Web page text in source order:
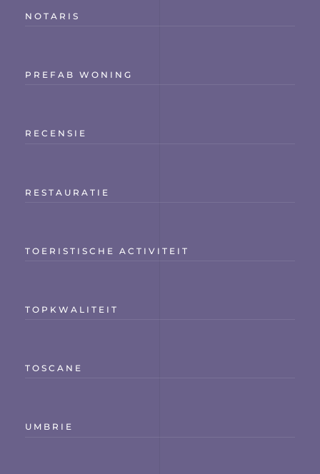
NOTARIS
PREFAB WONING
RECENSIE
RESTAURATIE
TOERISTISCHE ACTIVITEIT
TOPKWALITEIT
TOSCANE
UMBRIE